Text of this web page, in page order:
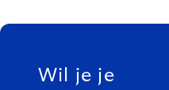
FOOTER
Wil je je